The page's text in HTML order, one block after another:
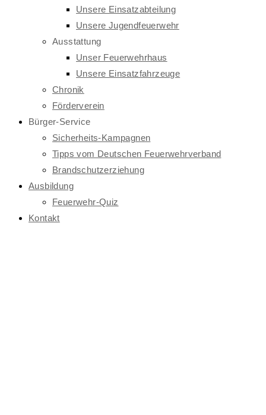
Unsere Einsatzabteilung
Unsere Jugendfeuerwehr
Ausstattung
Unser Feuerwehrhaus
Unsere Einsatzfahrzeuge
Chronik
Förderverein
Bürger-Service
Sicherheits-Kampagnen
Tipps vom Deutschen Feuerwehrverband
Brandschutzerziehung
Ausbildung
Feuerwehr-Quiz
Kontakt